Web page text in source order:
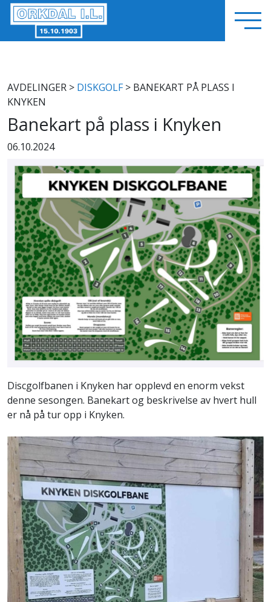
AVDELINGER > DISKGOLF> BANEKART PÅ PLASS I
KNYKEN
Banekart på plass i Knyken
06.10.2024
Discgolfbanen i Knyken har opplevd en enorm vekst
denne sesongen. Banekart og beskrivelse av hvert hull
er nå på tur opp i Knyken.